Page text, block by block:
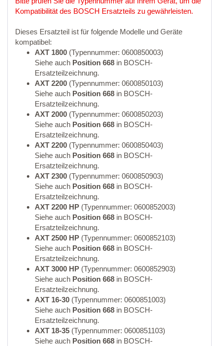
Kompatibilität des BOSCH Ersatzteils zu gewährleisten.
Dieses Ersatzteil ist für folgende Modelle und Geräte
kompatibel:
AXT 1800 (Typennummer: 0600850003)
Siehe auch Position 668 in BOSCH-
Ersatzteilzeichnung.
AXT 2200 (Typennummer: 0600850103)
Siehe auch Position 668 in BOSCH-
Ersatzteilzeichnung.
AXT 2000 (Typennummer: 0600850203)
Siehe auch Position 668 in BOSCH-
Ersatzteilzeichnung.
AXT 2200 (Typennummer: 0600850403)
Siehe auch Position 668 in BOSCH-
Ersatzteilzeichnung.
AXT 2300 (Typennummer: 0600850903)
Siehe auch Position 668 in BOSCH-
Ersatzteilzeichnung.
AXT 2200 HP (Typennummer: 0600852003)
Siehe auch Position 668 in BOSCH-
Ersatzteilzeichnung.
AXT 2500 HP (Typennummer: 0600852103)
Siehe auch Position 668 in BOSCH-
Ersatzteilzeichnung.
AXT 3000 HP (Typennummer: 0600852903)
Siehe auch Position 668 in BOSCH-
Ersatzteilzeichnung.
AXT 16-30 (Typennummer: 0600851003)
Siehe auch Position 668 in BOSCH-
Ersatzteilzeichnung.
AXT 18-35 (Typennummer: 0600851103)
Siehe auch Position 668 in BOSCH-